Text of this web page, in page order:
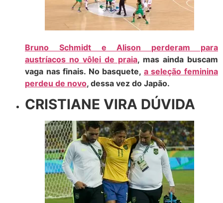
Bruno Schmidt e Alison perderam para
austríacos no vôlei de praia, mas ainda buscam
vaga nas finais. No basquete, a seleção feminina
perdeu de novo, dessa vez do Japão.
CRISTIANE VIRA DÚVIDA